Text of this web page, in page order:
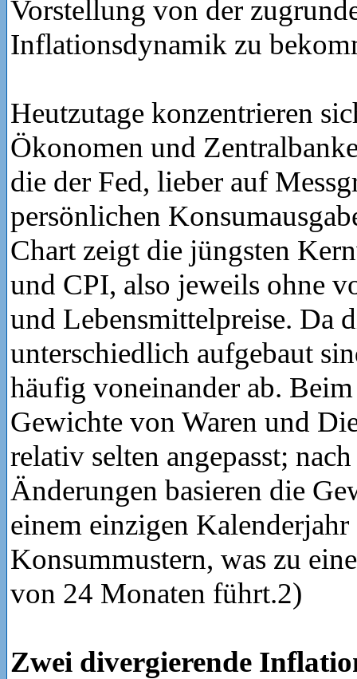
Vorstellung von der
Inflationsdynamik zu
Heutzutage konzentrieren
Ökonomen und
die der Fed, lieber auf
persönlichen
Chart zeigt die jüngsten
und CPI, also jeweils ohne
und Lebensmittelpreise. Da
unterschiedlich aufgebaut
häufig voneinander ab.
Gewichte von Waren und
relativ selten angepasst;
Änderungen basieren die
einem einzigen Kalenderjahr
Konsummustern, was zu
von 24 Monaten führt.2)
Zwei divergierende